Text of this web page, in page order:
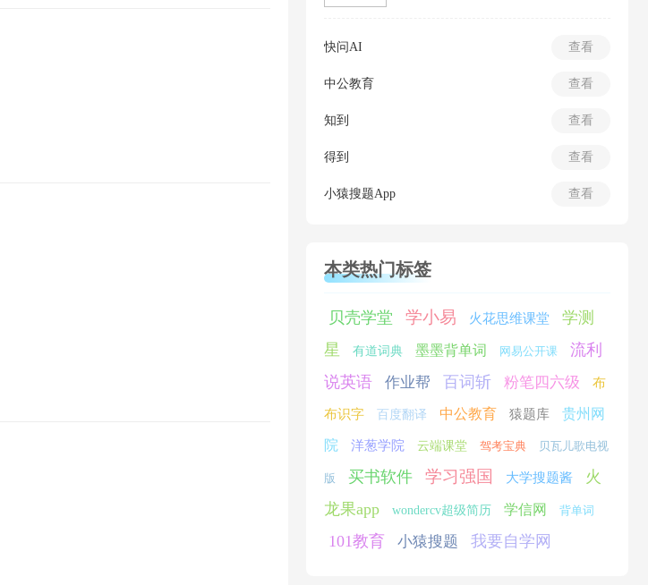
查看
快问AI
查看
中公教育
查看
知到
查看
得到
查看
小猿搜题App
本类热门标签
贝壳学堂 学小易 火花思维课堂
学测
星
有道词典 墨墨背单词 网易公开课
流利
说英语
作业帮 百词斩 粉笔四六级 布
布识字 百度翻译 中公教育 猿题库 贵州网
院 洋葱学院 云端课堂 驾考宝典 贝瓦儿歌电视
版 买书软件 学习强国 大学搜题酱
火
龙果app
wondercv超级简历 学信网 背单词
101教育 小猿搜题 我要自学网